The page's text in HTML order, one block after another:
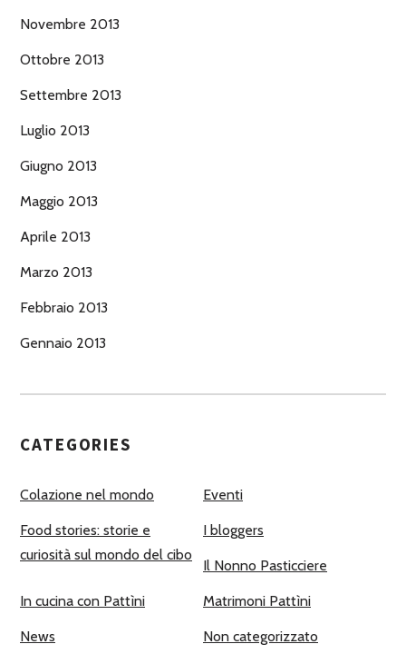
Novembre 2013
Ottobre 2013
Settembre 2013
Luglio 2013
Giugno 2013
Maggio 2013
Aprile 2013
Marzo 2013
Febbraio 2013
Gennaio 2013
CATEGORIES
Colazione nel mondo Eventi
Food stories: storie e
curiosità sul mondo del cibo
I bloggers
Il Nonno Pasticciere
In cucina con Pattìni Matrimoni Pattìni
News Non categorizzato